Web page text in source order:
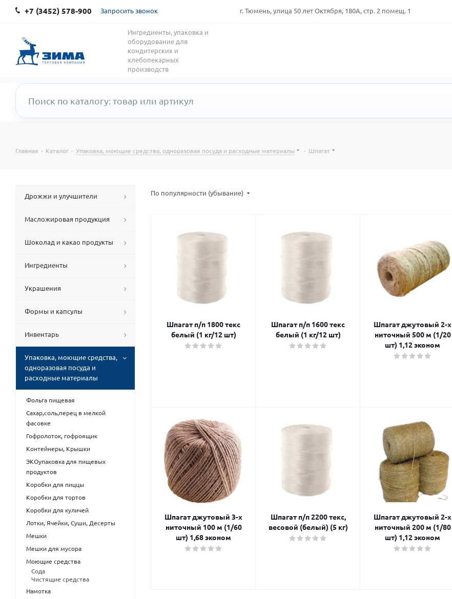
+7 (3452) 578-900 Запросить звонок г. Тюмень, улица 50 лет Октября, 180А, стр. 2 помещ. 1
Ингредиенты, упаковка и
оборудование для
кондитерских и
хлебопекарных
производств
Главная - Каталог - Упаковка, моющие средства, одноразовая посуда и расходные материалы - Шпагат
По популярности (убывание)
Шпагат п/п 1800 текс
белый (1 кг/12 шт)
Шпагат п/п 1600 текс
белый (1 кг/12 шт)
Шпагат джутовый 2-х
ниточный 500 м (1/20
шт) 1,12 эконом
Шпагат джутовый 3-х
ниточный 100 м (1/60
шт) 1,68 эконом
Шпагат п/п 2200 текс,
весовой (белый) (5 кг)
Шпагат джутовый 2-х
ниточный 200 м (1/80
шт) 1,12 эконом
Дрожжи и улучшители
Масложировая продукция
Шоколад и какао продукты
Ингредиенты
Украшения
Формы и капсулы
Инвентарь
Упаковка, моющие средства,
одноразовая посуда и
расходные материалы
Фольга пищевая
Сахар,соль,перец в мелкой
фасовке
Гофролоток, гофроящик
Контейнеры, Крышки
ЭКОупаковка для пищевых
продуктов
Коробки для пиццы
Коробки для тортов
Коробки для куличей
Лотки, Ячейки, Суши, Десерты
Мешки
Мешки для мусора
Моющие средства
Сода
Чистящие средства
Намотка